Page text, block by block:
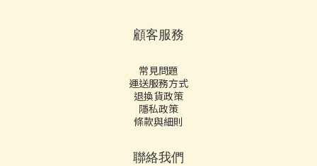
顧客服務
常見問題
運送服務方式
退換貨政策
隱私政策
條款與細則
聯絡我們